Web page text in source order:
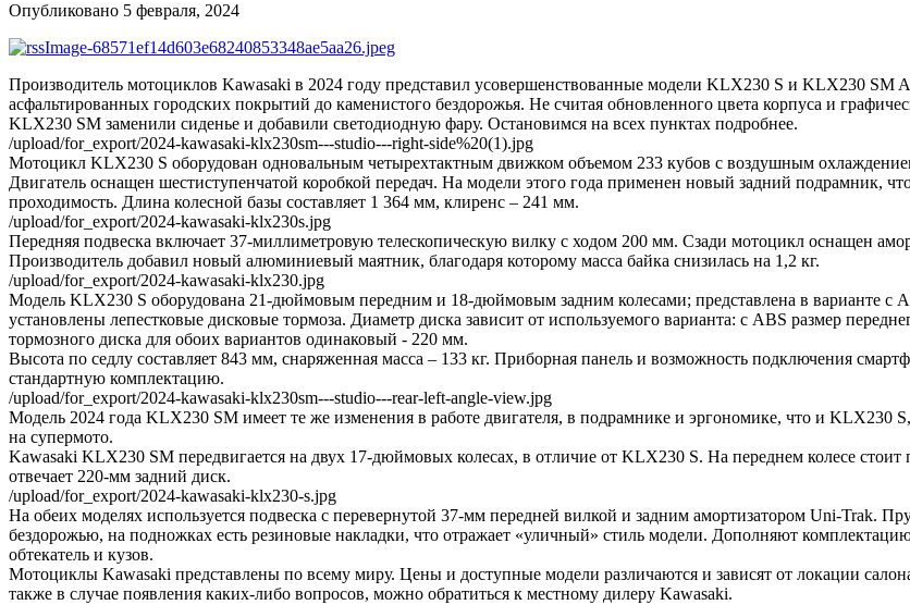
Опубликовано 5 февраля, 2024
Производитель мотоциклов Kawasaki в 2024 году представил усовершенствованные модели KLX230 S и KLX230 SM
асфальтированных городских покрытий до каменистого бездорожья. Не считая обновленного цвета корпуса и
KLX230 SM заменили сиденье и добавили светодиодную фару. Остановимся на всех пунктах подробнее.
/upload/for_export/2024-kawasaki-klx230sm---studio---right-side%20(1).jpg
Мотоцикл KLX230 S оборудован одновальным четырехтактным движком объемом 233 кубов с воздушным
Двигатель оснащен шестиступенчатой коробкой передач. На модели этого года применен новый задний подрамник,
проходимость. Длина колесной базы составляет 1 364 мм, клиренс – 241 мм.
/upload/for_export/2024-kawasaki-klx230s.jpg
Передняя подвеска включает 37-миллиметровую телескопическую вилку с ходом 200 мм. Сзади мотоцикл оснащен
Производитель добавил новый алюминиевый маятник, благодаря которому масса байка снизилась на 1,2 кг.
/upload/for_export/2024-kawasaki-klx230.jpg
Модель KLX230 S оборудована 21-дюймовым передним и 18-дюймовым задним колесами; представлена в варианте с
установлены лепестковые дисковые тормоза. Диаметр диска зависит от используемого варианта: с ABS размер
тормозного диска для обоих вариантов одинаковый - 220 мм.
Высота по седлу составляет 843 мм, снаряженная масса – 133 кг. Приборная панель и возможность подключения
стандартную комплектацию.
/upload/for_export/2024-kawasaki-klx230sm---studio---rear-left-angle-view.jpg
Модель 2024 года KLX230 SM имеет те же изменения в работе двигателя, в подрамнике и эргономике, что и KLX230
на супермото.
Kawasaki KLX230 SM передвигается на двух 17-дюймовых колесах, в отличие от KLX230 S. На переднем колесе
отвечает 220-мм задний диск.
/upload/for_export/2024-kawasaki-klx230-s.jpg
На обеих моделях используется подвеска с перевернутой 37-мм передней вилкой и задним амортизатором Uni-Trak.
бездорожью, на подножках есть резиновые накладки, что отражает «уличный» стиль модели. Дополняют
обтекатель и кузов.
Мотоциклы Kawasaki представлены по всему миру. Цены и доступные модели различаются и зависят от локации
также в случае появления каких-либо вопросов, можно обратиться к местному дилеру Kawasaki.